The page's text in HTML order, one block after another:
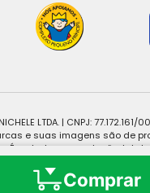
Comprar
NICHELE LTDA. | CNPJ: 77.172.161/
e suas imagens são de
É vedada a reprodução, total
© 2025 - Todos os direitos